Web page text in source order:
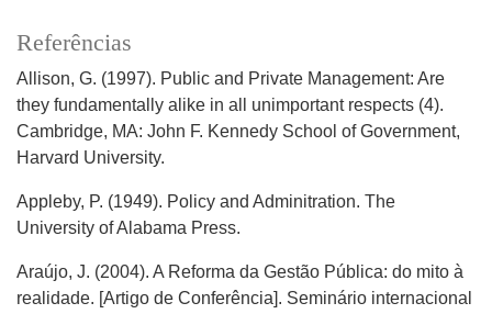
Referências
Allison, G. (1997). Public and Private Management: Are
they fundamentally alike in all unimportant respects (4).
Cambridge, MA: John F. Kennedy School of Government,
Harvard University.
Appleby, P. (1949). Policy and Adminitration. The
University of Alabama Press.
Araújo, J. (2004). A Reforma da Gestão Pública: do mito à
realidade. [Artigo de Conferência]. Seminário internacional